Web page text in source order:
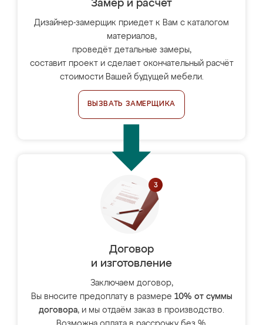
Замер и расчет
Дизайнер-замерщик приедет к Вам с каталогом
материалов,
проведёт детальные замеры,
составит проект и сделает окончательный расчёт
стоимости Вашей будущей мебели.
ВЫЗВАТЬ ЗАМЕРЩИКА
Договор
и изготовление
Заключаем договор,
Вы вносите предоплату в размере 10% от суммы
договора, и мы отдаём заказ в производство.